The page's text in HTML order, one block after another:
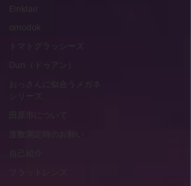
Einklair
omodok
トマトグラッシーズ
Dun（ドゥアン）
おっさんに似合うメガネ
シリーズ
田原市について
度数測定時のお願い
自己紹介
フラットレンズ